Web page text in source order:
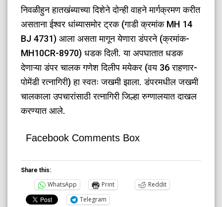
निवळीहुन हातखंब्याच्या दिशेने दोन्ही वाहने मार्गक्रमण करीत
असताना ईश्वर धांब्यासमोर ट्रक (गाडी क्रमांक MH 14
BJ 4731) आला असता मागून येणारा डंपरने (क्रमांक-
MH10CR-8970) धडक दिली. या अपघातात धडक
देणाऱ्या डंपर चालक गणेश दिलीप मयेकर (वय 36 राहणार-
पोमेंडी रत्नागिरी) हा स्वतः जखमी झाला. डंपरमधील जखमी
चालकाला उपचारांसाठी रत्नागिरी जिल्हा रुग्णालयात दाखल
करण्यात आले.
Facebook Comments Box
Share this:
WhatsApp Print
Reddit
Telegram